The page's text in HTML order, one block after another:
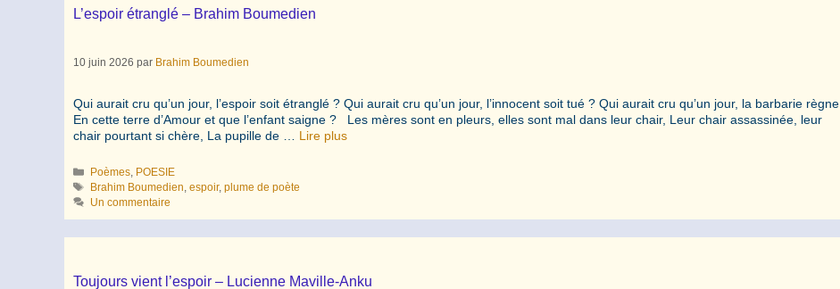
L’espoir étranglé – Brahim Boumedien
10 juin 2026 par Brahim Boumedien
Qui aurait cru qu’un jour, l’espoir soit étranglé ? Qui aurait cru qu’un jour, l’innocent soit tué ? Qui aurait cru qu’un jour, la barbarie règne
En cette terre d’Amour et que l’enfant saigne ? Les mères sont en pleurs, elles sont mal dans leur chair, Leur chair assassinée, leur
chair pourtant si chère, La pupille de … Lire plus
Catégories
Poèmes, POESIE
Étiquettes
Brahim Boumedien,espoir,plume de poète
Un commentaire
Toujours vient l’espoir – Lucienne Maville-Anku